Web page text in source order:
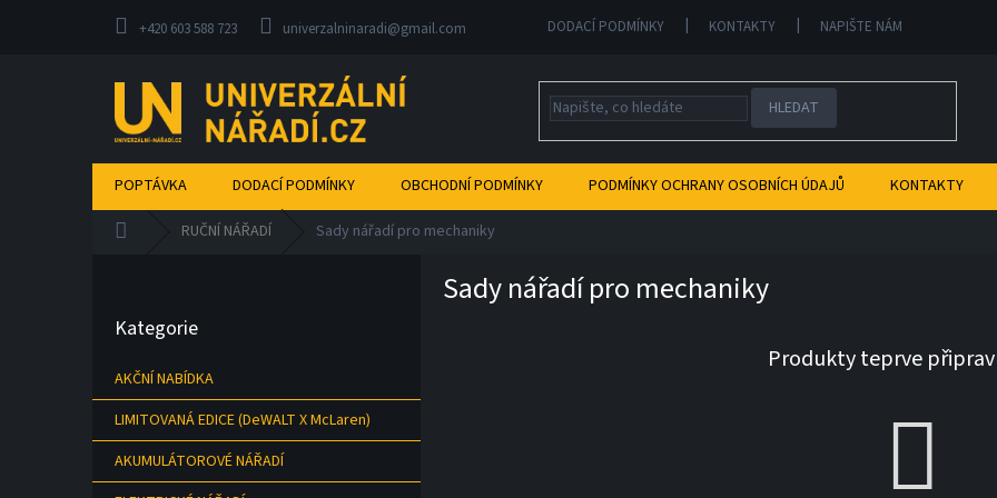
+420 603 588 723 univerzalninaradi@gmail.com DODACÍ PODMÍNKY KONTAKTY NAPIŠTE NÁM
HLEDAT
POPTÁVKA DODACÍ PODMÍNKY OBCHODNÍ PODMÍNKY PODMÍNKY OCHRANY OSOBNÍCH ÚDAJŮ KONTAKTY
RUČNÍ NÁŘADÍ Sady nářadí pro mechaniky
n
p
kategorie
Kategorie
AKČNÍ NABÍDKA
LIMITOVANÁ EDICE (DeWALT X McLaren)
AKUMULÁTOROVÉ NÁŘADÍ
Sady nářadí pro mechaniky
Produkty teprve